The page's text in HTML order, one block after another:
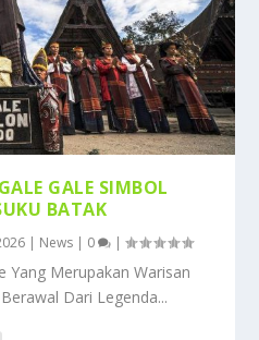
GALE SIMBOL
BATAK
| News | 0 |
Yang Merupakan Warisan
Dari Legenda...